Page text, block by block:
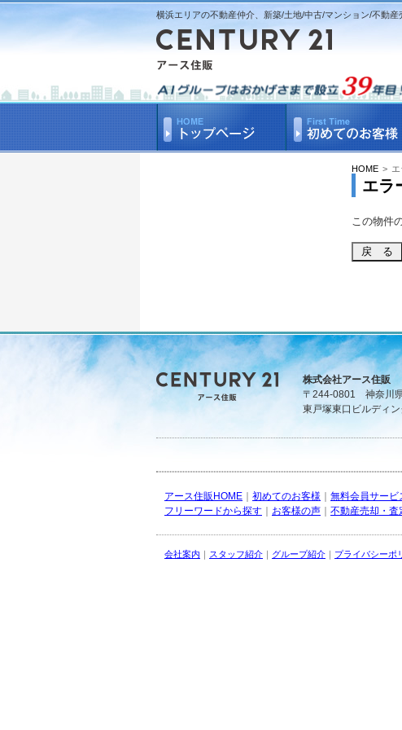
横浜エリアの不動産仲介、新築/土地/中古/マンション/不動産
HOME >
エラ
この物件
株式会社アース住販
〒244-0801 神奈川
東戸塚東口ビルディ
アース住販HOME 初めてのお客様 無料会員サービ
フリーワードから探す
お客様の声 不動産売却・査
会社案内 ｜ スタッフ紹介 ｜ グループ紹介 ｜ プライバシーポ